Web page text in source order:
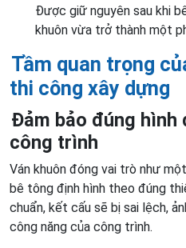
Được giữ nguyên sau khi
khuôn vừa trở thành một
Tầm quan trọng
thi công xây dựng
Đảm bảo đúng hình
công trình
Ván khuôn đóng vai trò như
bê tông định hình theo đúng
chuẩn, kết cấu sẽ bị sai lệch,
công năng của công trình.